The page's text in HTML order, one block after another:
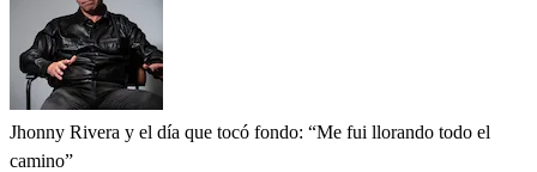
Jhonny Rivera y el día que tocó fondo: “Me fui llorando todo el
camino”